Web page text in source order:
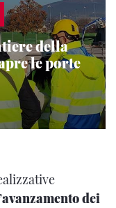
della
le porte
avanzamento dei